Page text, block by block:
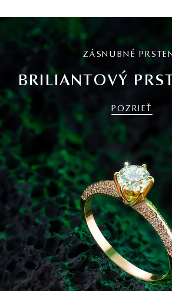
ZÁSNUBNÉ
BRILIANTOVÝ
POZRIEŤ